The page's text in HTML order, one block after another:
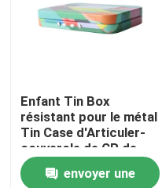
Pack de mauvaises
Pot en verre de
Pot de mauvaises
Enfant Tin Box
résistant pour le métal
Tin Case d'Articuler-
couvercle de CR de
Vapes
envoyer une